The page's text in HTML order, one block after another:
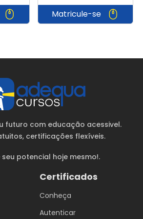
Matricule-se
futuro com educação acessivel.
, certificações flexíveis.
seu potencial hoje mesmo!.
Certificados
Conheça
Autenticar